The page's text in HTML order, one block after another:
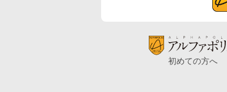
初めての方へ